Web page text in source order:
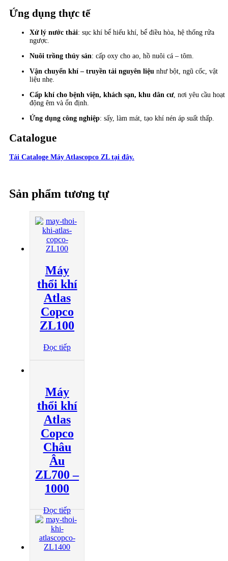
Ứng dụng thực tế
Xử lý nước thải: sục khí bể hiếu khí, bể điều hòa, hệ thống rửa
ngược.
Nuôi trồng thủy sản: cấp oxy cho ao, hồ nuôi cá – tôm.
Vận chuyển khí – truyền tải nguyên liệu như bột, ngũ cốc, vật
liệu nhẹ.
Cấp khí cho bệnh viện, khách sạn, khu dân cư, nơi yêu cầu hoạt
động êm và ổn định.
Ứng dụng công nghiệp: sấy, làm mát, tạo khí nén áp suất thấp.
Catalogue
Tải Cataloge Máy Atlascopco ZL tại đây.
Sản phẩm tương tự
Máy
thổi khí
Atlas
Copco
ZL100
Đọc tiếp
Máy
thổi khí
Atlas
Copco
Châu
Âu
ZL700 –
1000
Đọc tiếp